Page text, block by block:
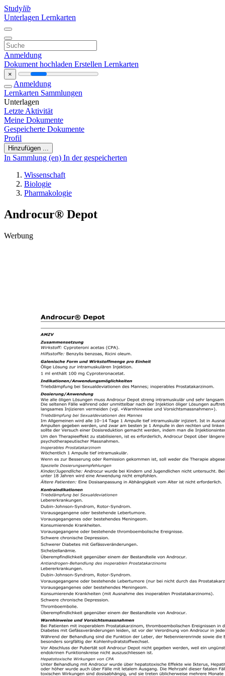
Studylib
Unterlagen Lernkarten
Anmeldung
Dokument hochladen Erstellen Lernkarten
×
Anmeldung
Lernkarten Sammlungen
Unterlagen
Letzte Aktivität
Meine Dokumente
Gespeicherte Dokumente
Profil
Hinzufügen ...
In Sammlung (en) In der gespeicherten
Wissenschaft
Biologie
Pharmakologie
Androcur® Depot
Werbung